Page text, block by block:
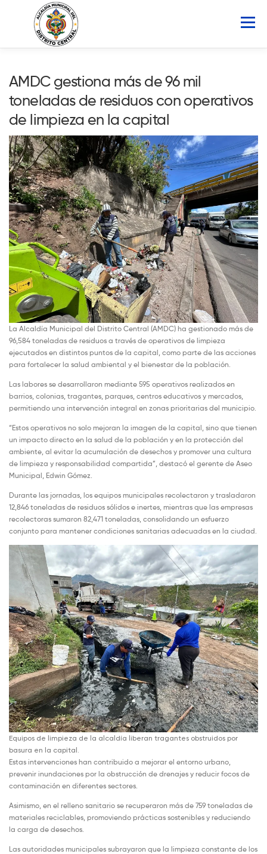
Menú
ATLAS MUNICIPAL
PORTAL DE TRANSPARENCIA
Buscar:
AMDC gestiona más de 96 mil
toneladas de residuos con operativos
de limpieza en la capital
La Alcaldía Municipal del Distrito Central (AMDC) ha gestionado más de
96,584 toneladas de residuos a través de operativos de limpieza
ejecutados en distintos puntos de la capital, como parte de las acciones
para fortalecer la salud ambiental y el bienestar de la población.
Las labores se desarrollaron mediante 595 operativos realizados en
barrios, colonias, tragantes, parques, centros educativos y mercados,
permitiendo una intervención integral en zonas prioritarias del municipio.
“Estos operativos no solo mejoran la imagen de la capital, sino que tienen
un impacto directo en la salud de la población y en la protección del
ambiente, al evitar la acumulación de desechos y promover una cultura
de limpieza y responsabilidad compartida”, destacó el gerente de Aseo
Municipal, Edwin Gómez.
Durante las jornadas, los equipos municipales recolectaron y trasladaron
12,846 toneladas de residuos sólidos e inertes, mientras que las empresas
recolectoras sumaron 82,471 toneladas, consolidando un esfuerzo
conjunto para mantener condiciones sanitarias adecuadas en la ciudad.
Equipos de limpieza de la alcaldía liberan tragantes obstruidos por
basura en la capital.
Estas intervenciones han contribuido a mejorar el entorno urbano,
prevenir inundaciones por la obstrucción de drenajes y reducir focos de
contaminación en diferentes sectores.
Asimismo, en el relleno sanitario se recuperaron más de 759 toneladas de
materiales reciclables, promoviendo prácticas sostenibles y reduciendo
la carga de desechos.
Las autoridades municipales subrayaron que la limpieza constante de los